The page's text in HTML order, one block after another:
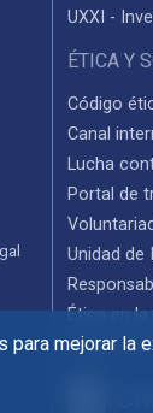
mejorar
UXXI -
ÉTICA Y
Código
Canal
Lucha
Portal de
Unidad de
Ética en
Informes